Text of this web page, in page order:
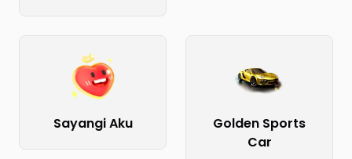
Sayangi Aku
Golden Sports
Car